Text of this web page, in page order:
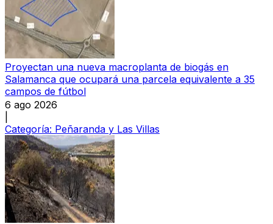
Proyectan una nueva macroplanta de biogás en
Salamanca que ocupará una parcela equivalente a 35
campos de fútbol
6 ago 2026
Categoría: Peñaranda y Las Villas